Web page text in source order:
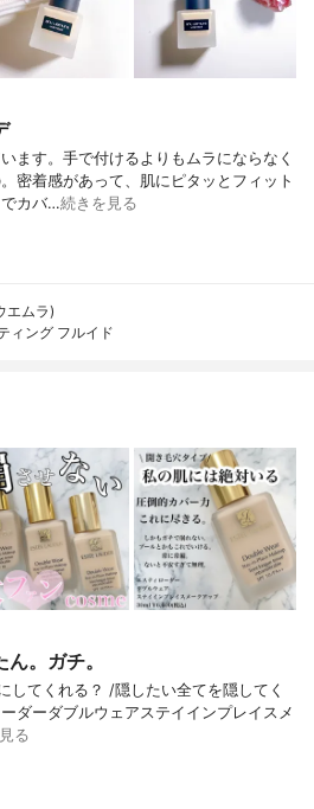
ます。手で付けるよりもムラにならなく
密着感があって、肌にピタッとフィット
でカバ…続きを見る
エムラ)
ィング フルイド
。ガチ。
してくれる？ /⁡⁡隠したい全てを隠してく
ダーダブルウェアステイインプレイスメ
る